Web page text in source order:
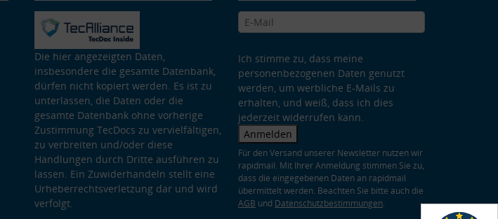
Die hier angezeigten Daten,
insbesondere die gesamte Datenbank,
dürfen nicht kopiert werden. Es ist zu
unterlassen, die Daten oder die
gesamte Datenbank ohne vorherige
Zustimmung TecDocs zu vervielfältigen,
zu verbreiten und/oder diese
Handlungen durch Dritte ausführen zu
lassen. Ein Zuwiderhandeln stellt eine
Urheberrechtsverletzung dar und wird
verfolgt.
Ich stimme zu, dass meine
personenbezogenen Daten genutzt
werden, um werbliche E-Mails zu
erhalten, und weiß, dass ich dies
jederzeit widerrufen kann.
Anmelden
Für den Versand unserer Newsletter nutzen wir
rapidmail. Mit Ihrer Anmeldung stimmen Sie zu,
dass die eingegebenen Daten an rapidmail
übermittelt werden. Beachten Sie bitte auch die
AGB und Datenschutzbestimmungen.